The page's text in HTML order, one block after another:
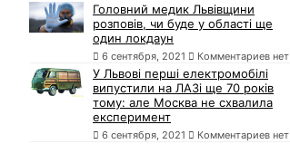
Головний медик Львівщини
розповів, чи буде у області ще
один локдаун
6 сентября, 2021 Комментариев нет
У Львові перші електромобілі
випустили на ЛАЗі ще 70 років
тому: але Москва не схвалила
експеримент
6 сентября, 2021 Комментариев нет